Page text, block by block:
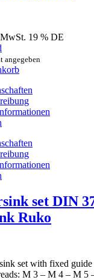
19 % DE
angegeben
set DIN
Ruko
set with fixed
M 3 – M 4 – M 5